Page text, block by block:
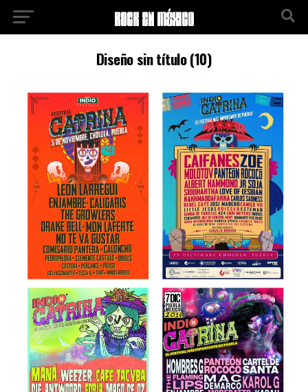
Diseño sin título (10)